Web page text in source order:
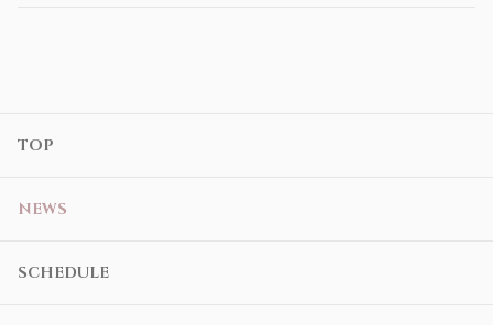
TOP
NEWS
SCHEDULE